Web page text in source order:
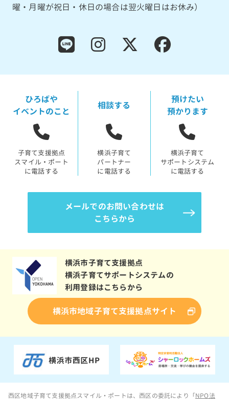
曜・月曜が祝日・休日の場合は翌火曜日はお休み）
ひろばや
イベントのこと
子育て支援拠点
スマイル・ポート
に電話する
相談する
横浜子育て
パートナー
に電話する
預けたい
預かります
横浜子育て
サポートシステム
に電話する
メールでのお問い合わせは
こちらから
横浜市子育て支援拠点
横浜子育てサポートシステムの
利用登録はこちらから
横浜市地域子育て支援拠点サイト
西区地域子育て支援拠点スマイル・ポートは、西区の委託により「NPO法